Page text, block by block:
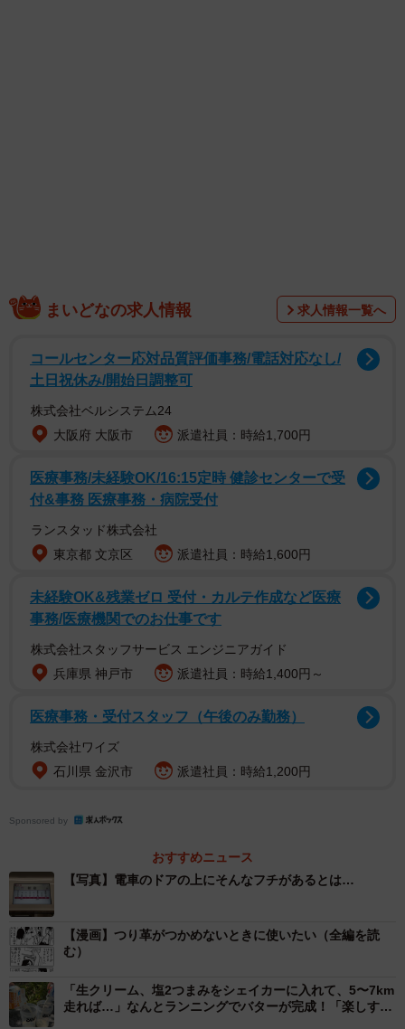
画家の
ワタベヒツジ さん（@watabehitsuji）。
まいどなの求人情報 求人情報一覧へ
コールセンター応対品質評価事務/電話対応なし/
土日祝休み/開始日調整可
株式会社ベルシステム24
大阪府 大阪市
派遣社員：時給1,700円
医療事務/未経験OK/16:15定時 健診センターで受
付&事務 医療事務・病院受付
ランスタッド株式会社
東京都 文京区
派遣社員：時給1,600円
未経験OK&残業ゼロ 受付・カルテ作成など医療
事務/医療機関でのお仕事です
株式会社スタッフサービス エンジニアガイド
兵庫県 神戸市
派遣社員：時給1,400円～
医療事務・受付スタッフ（午後のみ勤務）
株式会社ワイズ
石川県 金沢市
派遣社員：時給1,200円
Sponsored by
おすすめニュース
【写真】電車のドアの上にそんなフチがあるとは…
【漫画】つり革がつかめないときに使いたい（全編を読
む）
「生クリーム、塩2つまみをシェイカーに入れて、5〜7km
走れば…」なんとランニングでバターが完成！「楽しすぎ